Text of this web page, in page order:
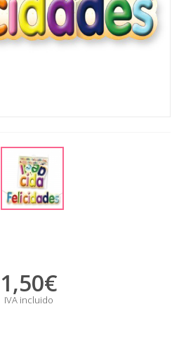
1,50€
IVA incluido